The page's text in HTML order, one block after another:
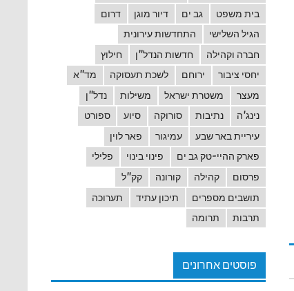
בית משפט
גב ים דיור מוגן
דרום
הגיל השלישי
התחדשות עירונית
חברה וקהילה
חדשות הנדל"ן
חילוץ
יחסי ציבור
ירוחם לשכת תעסוקה
מד"א
מעצר
משטרת ישראל משילות
נדל"ן
נינג'ה
נתיבות סורוקה סיוע
ספורט
עיריית באר שבע
עמיגור
פאר לוין
פארק ההיי-טק גב ים
פינוי בינוי
פלילי
פרסום
קהילה קורונה
קק"ל
תושבים מספרים
תיכון עתיד
תערוכה
תרבות
תרומה
פוסטים אחרונים